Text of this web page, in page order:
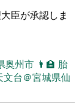
臣が承認しま
奥州市 👨‍🏫 胎
文台＠宮城県仙